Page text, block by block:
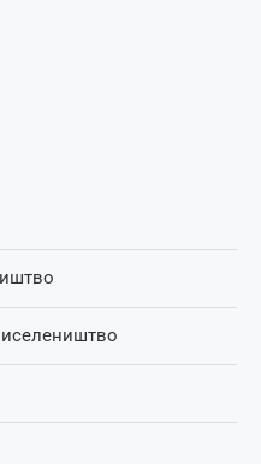
иселеништво